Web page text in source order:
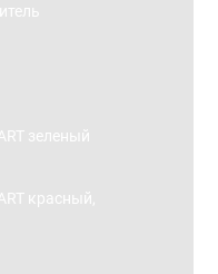
зеленый
красный,